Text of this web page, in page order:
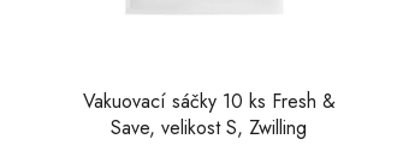
Vakuovací sáčky 10 ks Fresh &
Save, velikost S, Zwilling